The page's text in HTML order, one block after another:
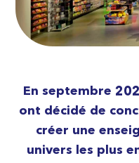
En septembre
ont décidé de
créer une
univers les plus